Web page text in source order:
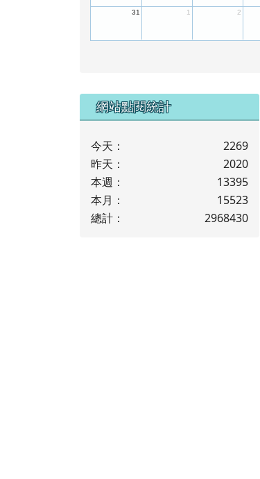
31 1 2
下中左區域內容
網站點閱統計
今天：
2269
昨天：
2020
本週：
13395
本月：
15523
總計：
2968430